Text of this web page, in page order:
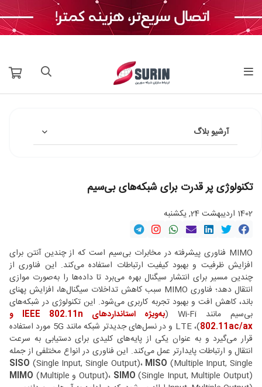
آرشیو بلاگ
تکنولوژی پر قدرت برای شبکه‌های بی‌سیم
1402 اردیبهشت 24, یکشنبه
MIMO فناوری پیشرفته در مخابرات بی‌سیم است که از چندین آنتن برای
افزایش ظرفیت و بهبود کیفیت ارتباطات استفاده می‌کند. این فناوری از
چندین مسیر برای انتشار سیگنال بهره می‌برد تا داده‌ها را به‌صورت موازی
انتقال دهد؛ فناوری MIMO سبب کاهش تداخلات سیگنال‌ها، افزایش پهنای
باند، کاهش افت و بهبود تجربه کاربری می‌شود. این تکنولوژی در شبکه‌های
بی‌سیم مانند Wi-Fi (
به‌ویژه استانداردهای IEEE 802.11n و
802.11ac/ax
)، LTE و در نسل‌های جدیدتر شبکه مانند 5G مورد استفاده
قرار می‌گیرد و به عنوان یکی از پایه‌های کلیدی برای دستیابی به سرعت
انتقال و ارتباطات پایدارتر عمل می‌کند. این فناوری در انواع مختلفی از جمله
SISO (Single Input, Single Output)، MISO (Multiple Input, Single
Output)، SIMO (Single Input, Multiple Output) و MIMO (Multiple